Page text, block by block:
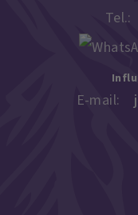
Tel.:
E-mail: